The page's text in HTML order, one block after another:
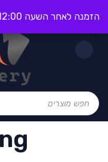
הזמנה לאחר השעה 12:00 נחשבת כהזמנה ביום עסקים הבא